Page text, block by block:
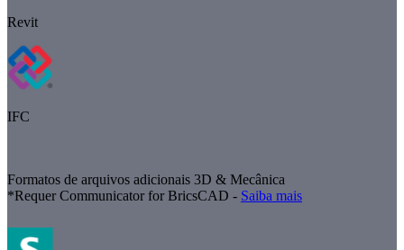
Revit
IFC
Formatos de arquivos adicionais 3D & Mecânica
*Requer Communicator for BricsCAD - Saiba mais